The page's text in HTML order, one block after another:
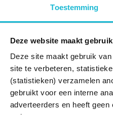
Toestemming
Deze website maakt
Deze site maakt gebruik
site te verbeteren,
(statistieken) verzamelen
gebruikt voor een interne
adverteerders en heeft
nog geen 20
neer op het
van het